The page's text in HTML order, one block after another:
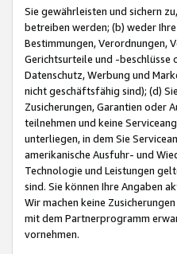
Sie gewährleisten und sichern
betreiben werden; (b) weder
Bestimmungen, Verordnungen,
Gerichtsurteile und -beschlüsse
Datenschutz, Werbung und
nicht geschäftsfähig sind); (d)
Zusicherungen, Garantien oder
teilnehmen und keine
unterliegen, in dem Sie
amerikanische Ausfuhr- und
Technologie und Leistungen
sind. Sie können Ihre Angaben
Wir machen keine
mit dem Partnerprogramm
vornehmen.